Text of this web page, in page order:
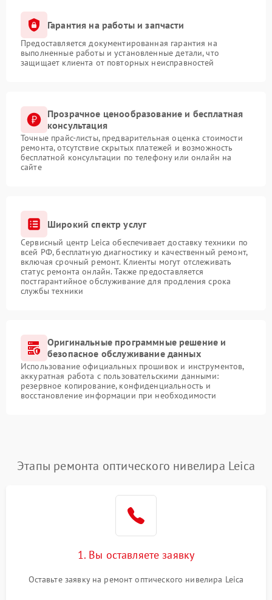
Гарантия на работы и запчасти
Предоставляется документированная гарантия на
выполненные работы и установленные детали, что
защищает клиента от повторных неисправностей
Прозрачное ценообразование и бесплатная
консультация
Точные прайс-листы, предварительная оценка стоимости
ремонта, отсутствие скрытых платежей и возможность
бесплатной консультации по телефону или онлайн на
сайте
Широкий спектр услуг
Сервисный центр Leica обеспечивает доставку техники по
всей РФ, бесплатную диагностику и качественный ремонт,
включая срочный ремонт. Клиенты могут отслеживать
статус ремонта онлайн. Также предоставляется
постгарантийное обслуживание для продления срока
службы техники
Оригинальные программные решение и
безопасное обслуживание данных
Использование официальных прошивок и инструментов,
аккуратная работа с пользовательскими данными:
резервное копирование, конфиденциальность и
восстановление информации при необходимости
Этапы ремонта оптического нивелира Leica
1. Вы оставляете заявку
Оставьте заявку на ремонт оптического нивелира Leica